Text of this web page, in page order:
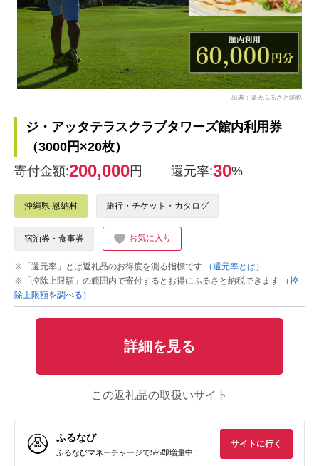
出典：楽天ふるさと納税
ジ・アッタテラスクラブタワーズ館内利用券
（3000円×20枚）
寄付金額:200,000円 還元率:30%
沖縄県 恩納村 旅行・チケット・カタログ
宿泊券・食事券 お気に入り
※「還元率」とは返礼品のお得度を測る指標です
（還元率とは）
※「控除上限額」の範囲内で寄付するとお得にふるさと納税できます
（控
除上限額を調べる）
詳細を見る
この返礼品の取扱いサイト
ふるなび
ふるなびマネーチャージで5%即増量中！
サイトに行く